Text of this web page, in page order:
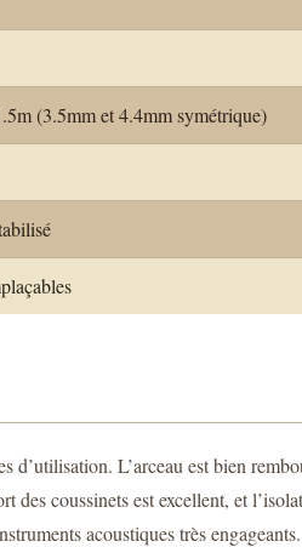
(3.5mm et 4.4mm symétrique)
L’arceau est bien
coussinets est excellent, et
acoustiques très